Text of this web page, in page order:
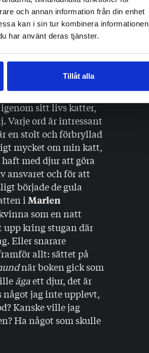
och annan information från din enhet
kan i sin tur kombinera informationen
har använt deras tjänster.
Tillåt alla
har smultit så alla
är inte vad de
suttit i en trädgård
djuren. Den första,
babblig och mysig bok
sitt livs katter,
Varje ord är intressant
en stolt och förbryllad
mycket om min katt,
med djur att göra
ansvaret och för att
började de gula
i Marlen
som en natt
kring stugan där
Eller snarare
allt: sättet på
när boken gick som
ägaett djur, det är
jag inte upplevt,
Kanske ville jag
Ha något som skulle